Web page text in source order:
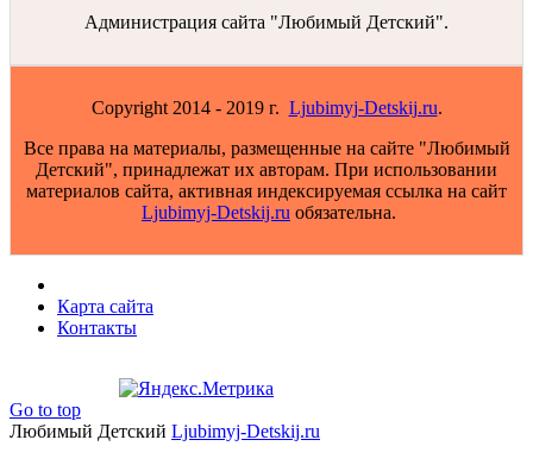
Администрация сайта "Любимый Детский".
Copyright 2014 - 2019 г. Ljubimyj-Detskij.ru.
Все права на материалы, размещенные на сайте "Любимый
Детский", принадлежат их авторам. При использовании
материалов сайта, активная индексируемая ссылка на сайт
Ljubimyj-Detskij.ru обязательна.
Карта сайта
Контакты
Go to top
Любимый Детский Ljubimyj-Detskij.ru